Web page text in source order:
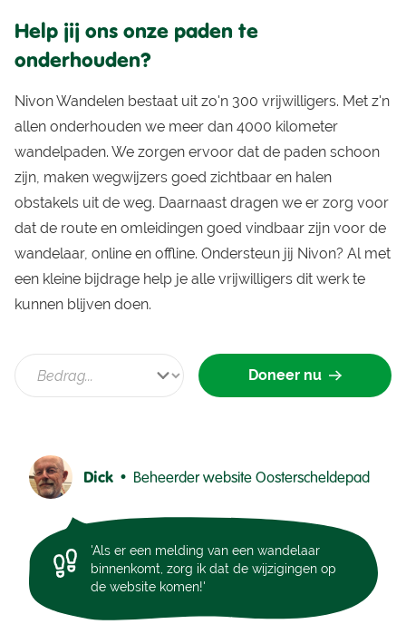
Help jij ons onze paden te
onderhouden?
Nivon Wandelen bestaat uit zo'n 300 vrijwilligers. Met z'n
allen onderhouden we meer dan 4000 kilometer
wandelpaden. We zorgen ervoor dat de paden schoon
zijn, maken wegwijzers goed zichtbaar en halen
obstakels uit de weg. Daarnaast dragen we er zorg voor
dat de route en omleidingen goed vindbaar zijn voor de
wandelaar, online en offline. Ondersteun jij Nivon? Al met
een kleine bijdrage help je alle vrijwilligers dit werk te
kunnen blijven doen.
Doneer nu
Dick • Beheerder website Oosterscheldepad
'Als er een melding van een wandelaar
binnenkomt, zorg ik dat de wijzigingen op
de website komen!'